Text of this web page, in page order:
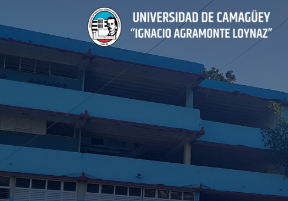
contenido